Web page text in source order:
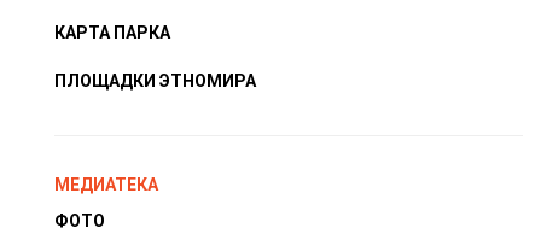
КАРТА ПАРКА
ПЛОЩАДКИ ЭТНОМИРА
МЕДИАТЕКА
ФОТО